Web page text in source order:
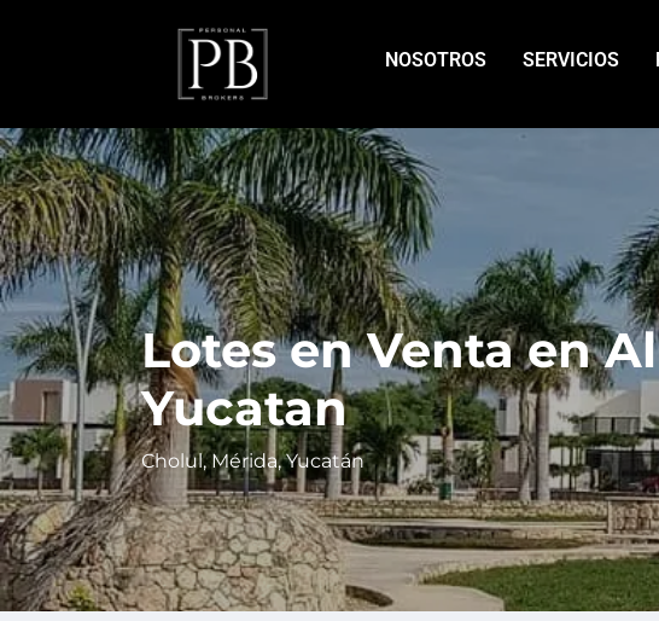
NOSOTROS SERVICIOS
Lotes en Venta en
Yucatan
Cholul, Mérida, Yucatán